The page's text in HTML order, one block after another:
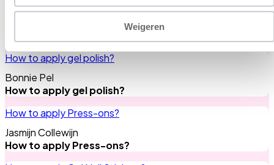
Weigeren
How to apply gel polish?
Bonnie Pel
How to apply gel polish?
How to apply Press-ons?
Jasmijn Collewijn
How to apply Press-ons?